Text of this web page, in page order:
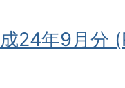
24年9月分